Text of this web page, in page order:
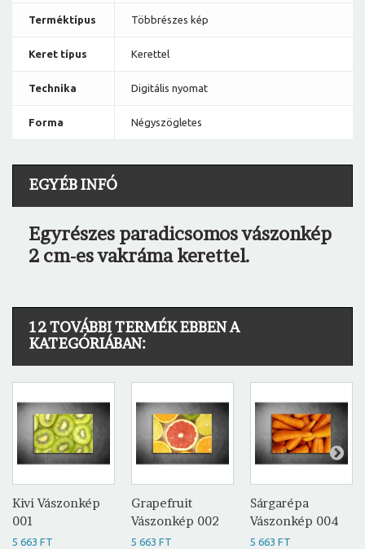
Terméktípus Többrészes kép
Keret típus Kerettel
Technika Digitális nyomat
Forma Négyszögletes
EGYÉB INFÓ
Egyrészes paradicsomos vászonkép
2 cm-es vakráma kerettel.
12 TOVÁBBI TERMÉK EBBEN A
KATEGÓRIÁBAN:
Kivi Vászonkép
001
5 663 FT
Grapefruit
Vászonkép 002
5 663 FT
Sárgarépa
Vászonkép 004
5 663 FT